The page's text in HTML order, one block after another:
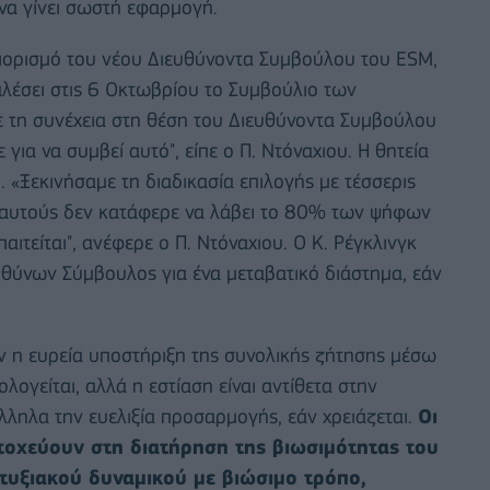
γίνει σωστή εφαρμογή.
του νέου Διευθύνοντα Συμβούλου του ESM,
στις 6 Οκτωβρίου το Συμβούλιο των
συνέχεια στη θέση του Διευθύνοντα Συμβούλου
να συμβεί αυτό", είπε ο Π. Ντόναχιου. Η θητεία
τη διαδικασία επιλογής με τέσσερις
δεν κατάφερε να λάβει το 80% των ψήφων
ανέφερε ο Π. Ντόναχιου. Ο Κ. Ρέγκλινγκ
Σύμβουλος για ένα μεταβατικό διάστημα, εάν
η ευρεία υποστήριξη της συνολικής ζήτησης μέσω
αλλά η εστίαση είναι αντίθετα στην
την ευελιξία προσαρμογής, εάν χρειάζεται. Οι
στη διατήρηση της βιωσιμότητας του
δυναμικού με βιώσιμο τρόπο,